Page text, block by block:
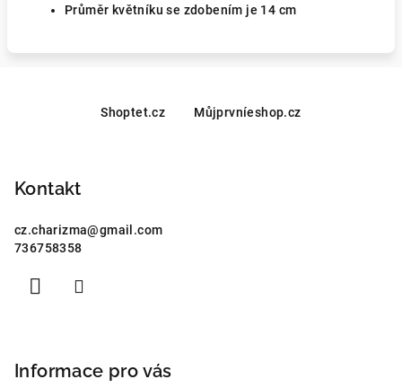
Průměr květníku se zdobením je 14 cm
Shoptet.cz Můjprvníeshop.cz
Kontakt
cz.charizma@gmail.com
736758358
Informace pro vás